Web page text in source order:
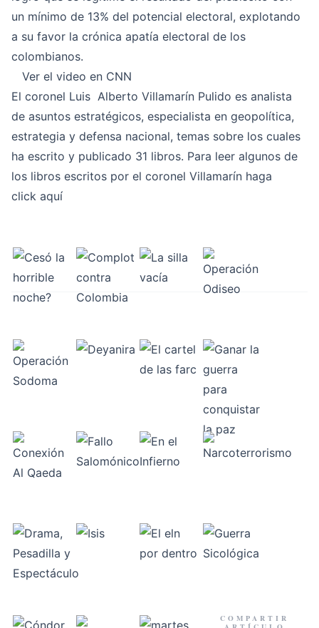
un mínimo de 13% del potencial electoral, explotando
a su favor la crónica apatía electoral de los
colombianos.
Ver el video en CNN
El coronel Luis Alberto Villamarín Pulido es analista
de asuntos estratégicos, especialista en geopolítica,
estrategia y defensa nacional, temas sobre los cuales
ha escrito y publicado 31 libros. Para leer algunos de
los libros escritos por el coronel Villamarín haga
click aquí
COMPARTIR